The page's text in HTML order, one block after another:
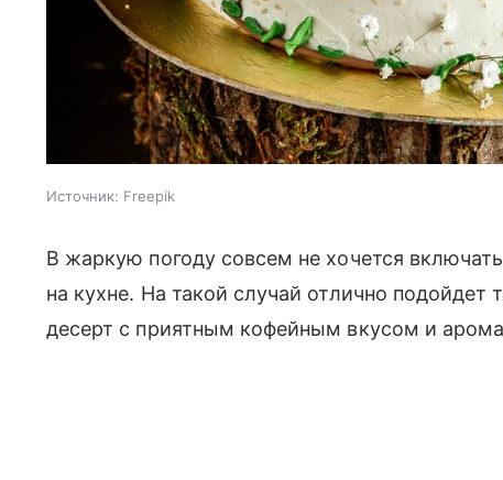
Источник: Freepik
В жаркую погоду совсем не хочется
на кухне. На такой случай отлично
десерт с приятным кофейным вкусом и